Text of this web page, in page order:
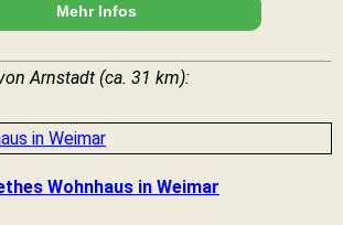
Mehr Infos
Arnstadt (ca. 31 km):
Wohnhaus in Weimar